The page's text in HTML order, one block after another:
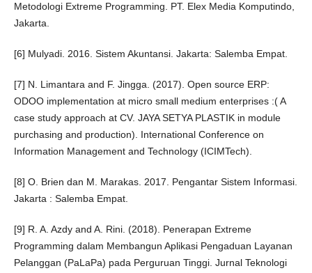
Metodologi Extreme Programming. PT. Elex Media Komputindo,
Jakarta.
[6] Mulyadi. 2016. Sistem Akuntansi. Jakarta: Salemba Empat.
[7] N. Limantara and F. Jingga. (2017). Open source ERP:
ODOO implementation at micro small medium enterprises :( A
case study approach at CV. JAYA SETYA PLASTIK in module
purchasing and production). International Conference on
Information Management and Technology (ICIMTech).
[8] O. Brien dan M. Marakas. 2017. Pengantar Sistem Informasi.
Jakarta : Salemba Empat.
[9] R. A. Azdy and A. Rini. (2018). Penerapan Extreme
Programming dalam Membangun Aplikasi Pengaduan Layanan
Pelanggan (PaLaPa) pada Perguruan Tinggi. Jurnal Teknologi